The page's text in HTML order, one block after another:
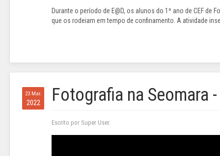
Durante o período de E@D, os alunos do 1º ano de CEF
que os rodeiam em tempo de confinamento. A atividade
23 Mar.
2022 Fotografia na Seomara
Escrito por Super User.